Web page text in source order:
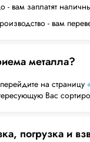
- вам заплатят
- вам
металла?
на страницу
Вас
погрузка и